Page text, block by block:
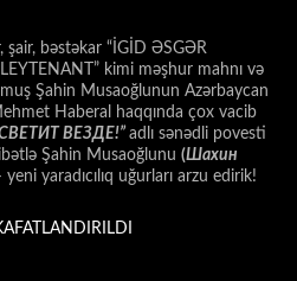
şair, bəstəkar “İGİD ƏSGƏR
kimi məşhur mahnı və
Şahin Musaoğlunun Azərbaycan
Haberal haqqında çox vacib
ВЕЗДЕ!” adlı sənədli povesti
Şahin Musaoğlunu (Шахин
yaradıcılıq uğurları arzu edirik!